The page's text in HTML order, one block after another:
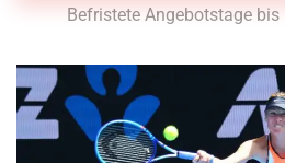
Befristete Angebotstage